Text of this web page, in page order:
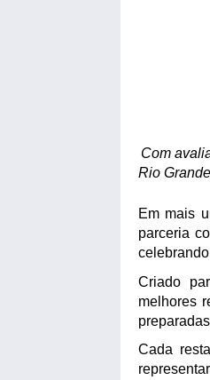
Com
Rio
Em mais
parceria
Criado
melhores
Cada